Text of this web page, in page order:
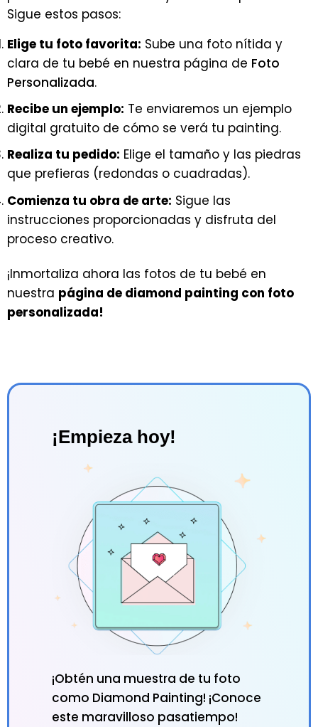
Sigue estos pasos:
Elige tu foto favorita: Sube una foto nítida y
clara de tu bebé en nuestra página de Foto
Personalizada.
Recibe un ejemplo: Te enviaremos un ejemplo
digital gratuito de cómo se verá tu painting.
Realiza tu pedido: Elige el tamaño y las piedras
que prefieras (redondas o cuadradas).
Comienza tu obra de arte: Sigue las
instrucciones proporcionadas y disfruta del
proceso creativo.
¡Inmortaliza ahora las fotos de tu bebé en
nuestra página de diamond painting con foto
personalizada!
¡Empieza hoy!
¡Obtén una muestra de tu foto
como Diamond Painting! ¡Conoce
este maravilloso pasatiempo!